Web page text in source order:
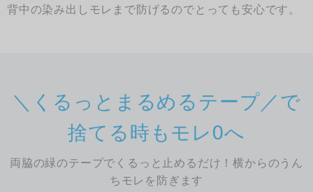
背中の染み出しモレまで防げるのでとっても安心です。
＼くるっとまるめるテープ／で
捨てる時もモレ0へ
両脇の緑のテープでくるっと止めるだけ！横からのうん
ちモレを防ぎます